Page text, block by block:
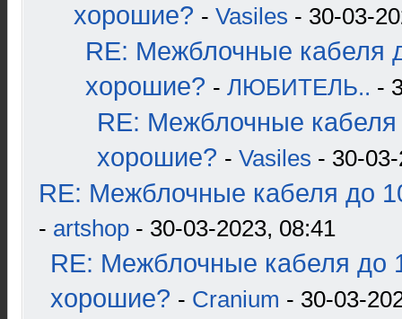
хорошие? - Vasiles - 30-03-
RE: Межблочные кабеля
хорошие? - ЛЮБИТЕЛЬ.. -
RE: Межблочные кабеля
хорошие? - Vasiles - 30-
RE: Межблочные кабеля до
- artshop - 30-03-2023, 08:41
RE: Межблочные кабеля до
хорошие? - Cranium - 30-03-